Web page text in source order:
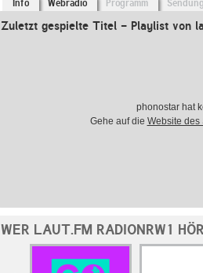
Info Webradio Programm
Zuletzt gespielte Titel - Playlist von
phonostar hat
Gehe auf die Website des
WER LAUT.FM RADIONRW1